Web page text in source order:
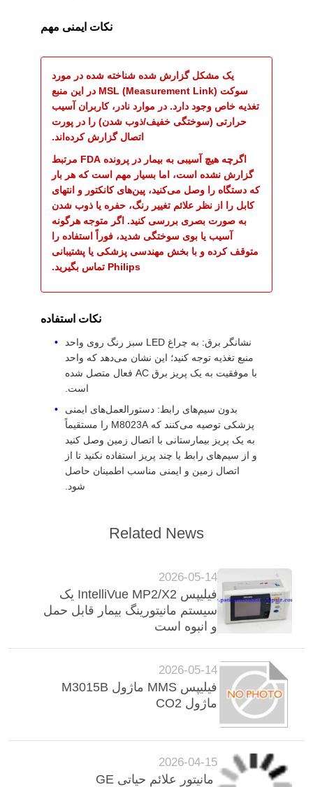
نکات ایمنی مهم
یک مشکل گزارش شده شناخته شده در مورد
سوکت MSL (Measurement Link) در این منبع
تغذیه خاص وجود دارد. در موارد نادر، کاربران آسیب
حرارتی (سوختگی خفیف/ذوب شدن) را در پورت
اتصال گزارش کرده‌اند.
اگرچه هیچ آسیبی به بیمار در پرونده FDA مرتبط
گزارش نشده است، اما بسیار مهم است که هر بار
که دستگاه را وصل می‌کنید، پین‌های کانکتور و انتهای
کابل را از نظر علائم تغییر رنگ، حفره یا ذوب شدن
به صورت بصری بررسی کنید. اگر متوجه هرگونه
آسیب یا بوی سوختگی شدید، فوراً استفاده را
متوقف کرده و با بخش مهندسی پزشکی یا پشتیبانی
Philips تماس بگیرید.
نکات استفاده
نشانگر برق: به چراغ LED سبز رنگ روی واحد
منبع تغذیه توجه کنید؛ این نشان می‌دهد که واحد
با موفقیت به یک پریز برق AC فعال متصل شده
است.
بدون سیم‌های رابط: دستورالعمل‌های ایمنی
پزشکی توصیه می‌کنند که M8023A را مستقیماً
به یک پریز بیمارستانی با اتصال زمین وصل کنید
و از سیم‌های رابط یا چند پریز استفاده نکنید تا از
اتصال زمین و ایمنی مناسب اطمینان حاصل
شود.
Related News
2026-05-14
فیلیپس IntelliVue MP2/X2 یک
سیستم مانیتورینگ بیمار قابل حمل
و انبوه است
2026-05-14
فیلیپس MMS ماژول M3015B
ماژول CO2
2026-04-15
مانیتور علائم حیاتی GE